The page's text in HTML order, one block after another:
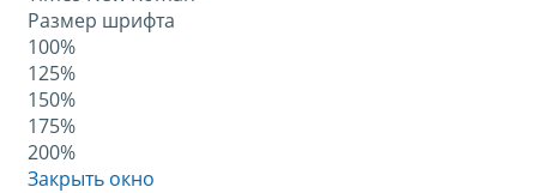
Размер шрифта
100%
125%
150%
175%
200%
Закрыть окно